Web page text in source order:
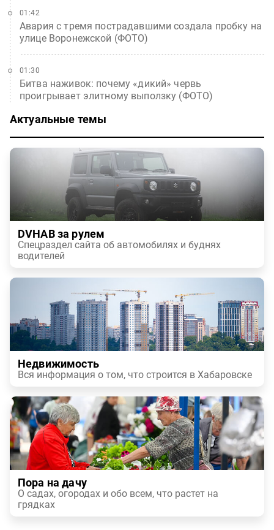
Авария с тремя пострадавшими создала пробку на
улице Воронежской (ФОТО)
01:42
Битва наживок: почему «дикий» червь
проигрывает элитному выползку (ФОТО)
01:30
Актуальные темы
DVHAB за рулем
Спецраздел сайта об автомобилях и буднях
водителей
Недвижимость
Вся информация о том, что строится в Хабаровске
Пора на дачу
О садах, огородах и обо всем, что растет на
грядках